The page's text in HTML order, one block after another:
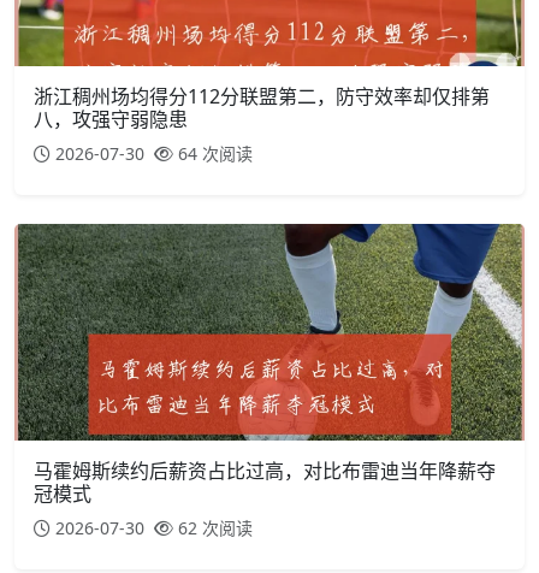
浙江稠州场均得分112分联盟第二，防守效率却仅排第
八，攻强守弱隐患
2026-07-30 64 次阅读
马霍姆斯续约后薪资占比过高，对比布雷迪当年降薪夺
冠模式
2026-07-30 62 次阅读